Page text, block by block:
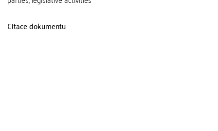
Citace dokumentu